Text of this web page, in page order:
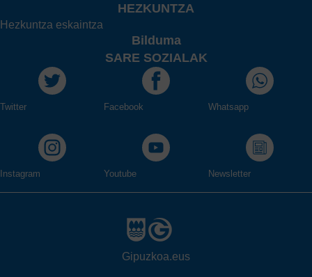
HEZKUNTZA
Hezkuntza eskaintza
Bilduma
SARE SOZIALAK
Twitter Facebook Whatsapp
Instagram Youtube Newsletter
Gipuzkoa.eus